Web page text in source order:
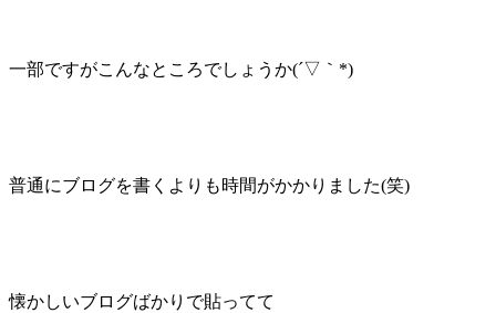
一部ですがこんなところでしょうか(´▽｀*)
普通にブログを書くよりも時間がかかりました(笑)
懐かしいブログばかりで貼ってて